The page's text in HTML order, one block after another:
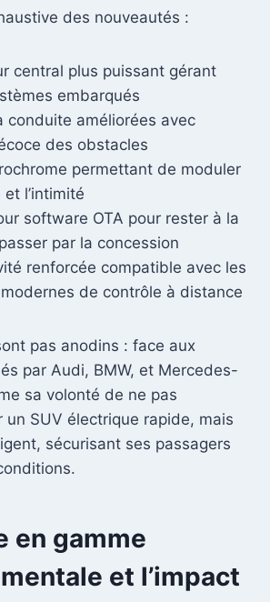
des nouveautés :
central plus puissant gérant
embarqués
conduite améliorées avec
des obstacles
permettant de moduler
l’intimité
software OTA pour rester à la
par la concession
renforcée compatible avec les
de contrôle à distance
pas anodins : face aux
par Audi, BMW, et Mercedes-
sa volonté de ne pas
un SUV électrique rapide, mais
sécurisant ses passagers
en gamme
et l’impact